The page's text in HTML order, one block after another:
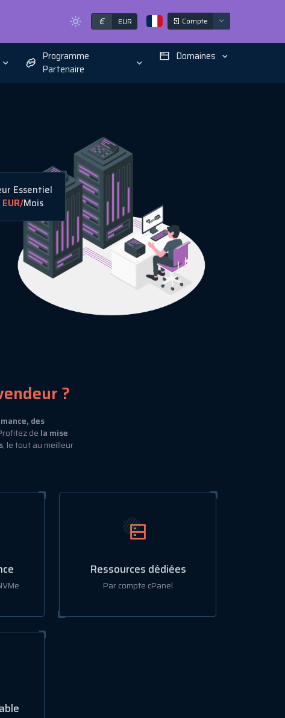
€ EUR Compte
Programme
Partenaire
Domaines
Essentiel
EUR/Mois
?
des
de la mise
, le tout au meilleur
Ressources dédiées
Par compte cPanel